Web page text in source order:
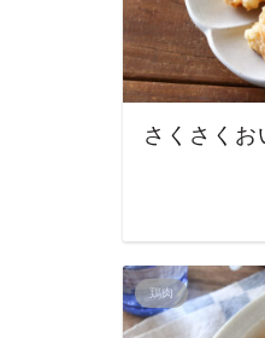
さくさくお
鶏肉